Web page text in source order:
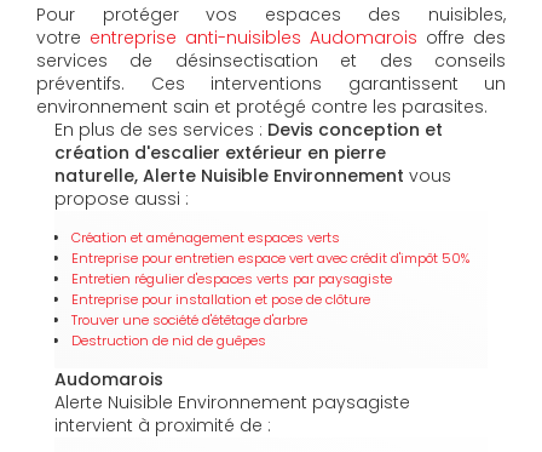
Pour protéger vos espaces des nuisibles,
votre entreprise anti-nuisibles Audomarois offre des
services de désinsectisation et des conseils
préventifs. Ces interventions garantissent un
environnement sain et protégé contre les parasites.
En plus de ses services : Devis conception et
création d'escalier extérieur en pierre
naturelle, Alerte Nuisible Environnement vous
propose aussi :
Création et aménagement espaces verts
Entreprise pour entretien espace vert avec crédit d'impôt 50%
Entretien régulier d'espaces verts par paysagiste
Entreprise pour installation et pose de clôture
Trouver une société d'étêtage d'arbre
Destruction de nid de guêpes
Audomarois
Alerte Nuisible Environnement paysagiste
intervient à proximité de :